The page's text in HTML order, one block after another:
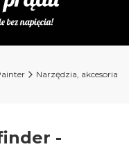
Narzędzia, akcesoria
-